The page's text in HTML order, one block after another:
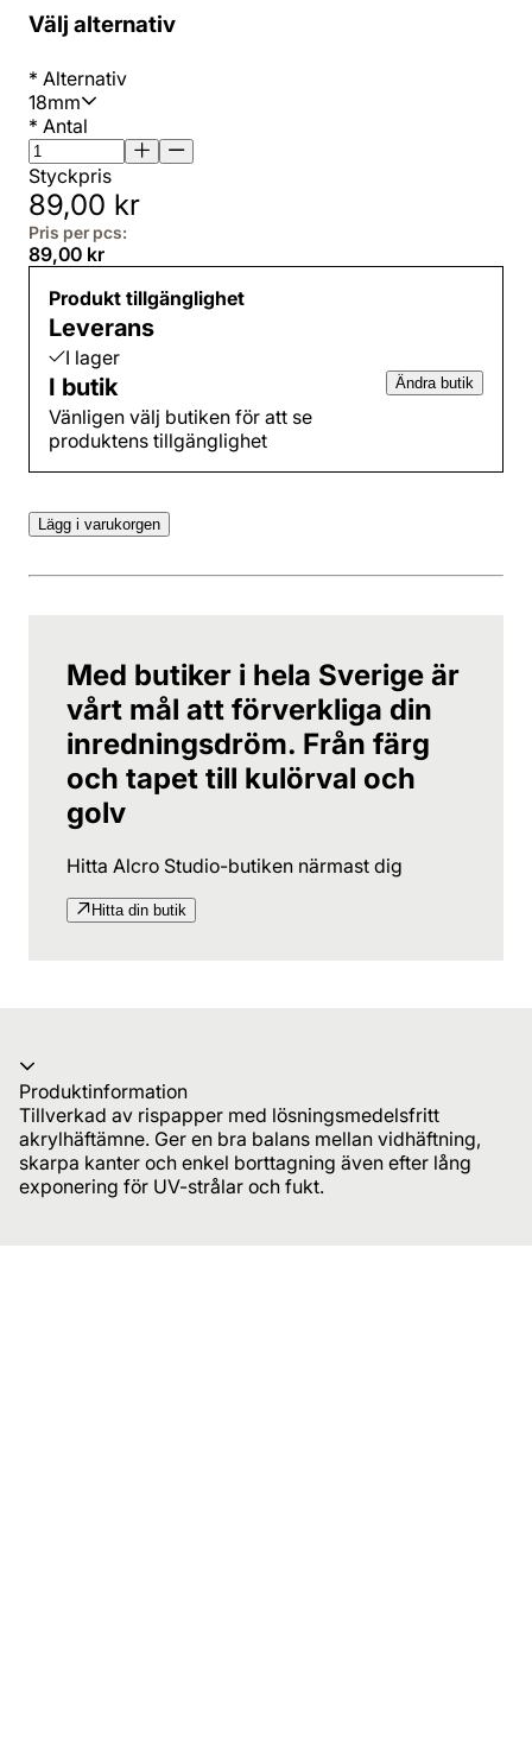
Välj alternativ
* Alternativ
18mm
* Antal
Styckpris
89,00 kr
Pris per pcs:
89,00 kr
Produkt tillgänglighet
Leverans
I lager
I butik
Vänligen välj butiken för att se
produktens tillgänglighet
Ändra butik
Lägg i varukorgen
Med butiker i hela Sverige är
vårt mål att förverkliga din
inredningsdröm. Från färg
och tapet till kulörval och
golv
Hitta Alcro Studio-butiken närmast dig
Hitta din butik
Produktinformation
Tillverkad av rispapper med lösningsmedelsfritt
akrylhäftämne. Ger en bra balans mellan vidhäftning,
skarpa kanter och enkel borttagning även efter lång
exponering för UV-strålar och fukt.